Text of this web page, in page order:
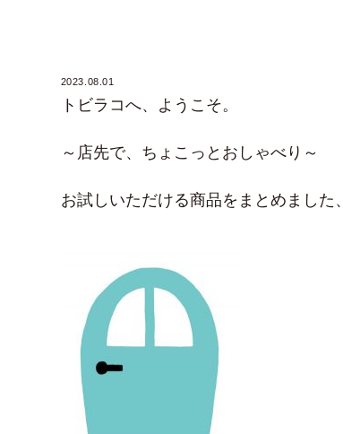
2023.08.01
トビラコへ、ようこそ。
～店先で、ちょこっとおしゃべり～
お試しいただける商品をまとめました、